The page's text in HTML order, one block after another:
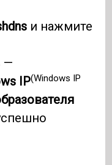
и нажмите
—
IP(Windows IP